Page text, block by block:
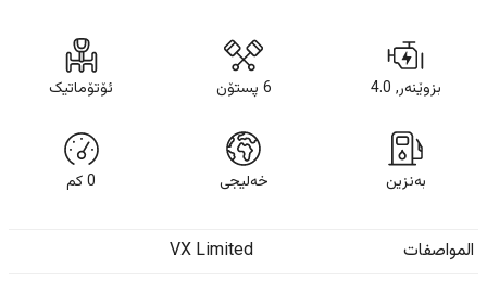
بزوێنەر, 4.0 6 پستۆن ئۆتۆماتیک
بەنزین خەلیجی 0كم
المواصفات
VX Limited